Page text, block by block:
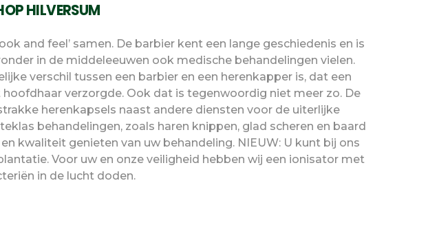
HILVERSUM
and feel’ samen. De barbier kent een lange geschiedenis en is
in de middeleeuwen ook medische behandelingen vielen.
verschil tussen een barbier en een herenkapper is, dat een
verzorgde. Ook dat is tegenwoordig niet meer zo. De
herenkapsels naast andere diensten voor de uiterlijke
behandelingen, zoals haren knippen, glad scheren en baard
kwaliteit genieten van uw behandeling. NIEUW: U kunt bij ons
Voor uw en onze veiligheid hebben wij een ionisator met
in de lucht doden.